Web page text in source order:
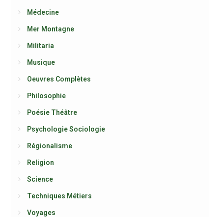
Médecine
Mer Montagne
Militaria
Musique
Oeuvres Complètes
Philosophie
Poésie Théâtre
Psychologie Sociologie
Régionalisme
Religion
Science
Techniques Métiers
Voyages